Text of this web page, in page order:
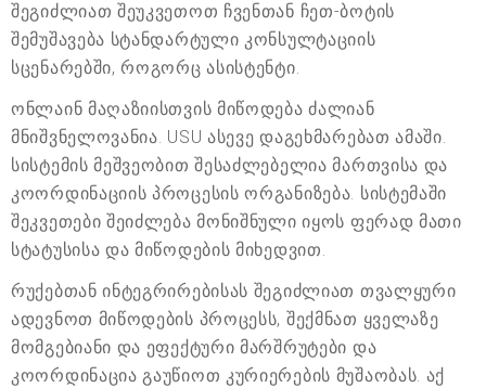
შეგიძლიათ შეუკვეთოთ ჩვენთან ჩეთ-ბოტის
შემუშავება სტანდარტული კონსულტაციის
სცენარებში, როგორც ასისტენტი.
ონლაინ მაღაზიისთვის მიწოდება ძალიან
მნიშვნელოვანია. USU ასევე დაგეხმარებათ ამაში.
სისტემის მეშვეობით შესაძლებელია მართვისა და
კოორდინაციის პროცესის ორგანიზება. სისტემაში
შეკვეთები შეიძლება მონიშნული იყოს ფერად მათი
სტატუსისა და მიწოდების მიხედვით.
რუქებთან ინტეგრირებისას შეგიძლიათ თვალყური
ადევნოთ მიწოდების პროცესს, შექმნათ ყველაზე
მომგებიანი და ეფექტური მარშრუტები და
კოორდინაცია გაუწიოთ კურიერების მუშაობას. აქ